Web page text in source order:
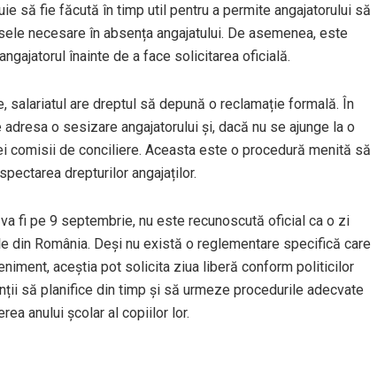
să fie făcută în timp util pentru a permite angajatorului să
necesare în absența angajatului. De asemenea, este
înainte de a face solicitarea oficială.
salariatul are dreptul să depună o reclamație formală. În
o sesizare angajatorului și, dacă nu se ajunge la o
comisii de conciliere. Aceasta este o procedură menită să
drepturilor angajaților.
fi pe 9 septembrie, nu este recunoscută oficial ca o zi
România. Deși nu există o reglementare specifică care
aceștia pot solicita ziua liberă conform politicilor
să planifice din timp și să urmeze procedurile adecvate
anului școlar al copiilor lor.